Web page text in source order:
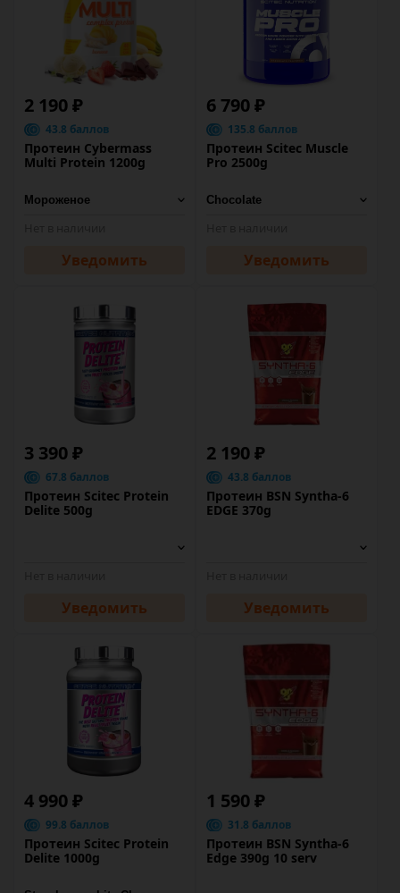
2 190 ₽
43.8 баллов
Протеин Cybermass
Multi Protein 1200g
Уведомить
6 790 ₽
135.8 баллов
Протеин Scitec Muscle
Pro 2500g
Уведомить
3 390 ₽
67.8 баллов
Протеин Scitec Protein
Delite 500g
Уведомить
2 190 ₽
43.8 баллов
Протеин BSN Syntha-6
EDGE 370g
Уведомить
4 990 ₽
99.8 баллов
Протеин Scitec Protein
Delite 1000g
1 590 ₽
31.8 баллов
Протеин BSN Syntha-6
Edge 390g 10 serv